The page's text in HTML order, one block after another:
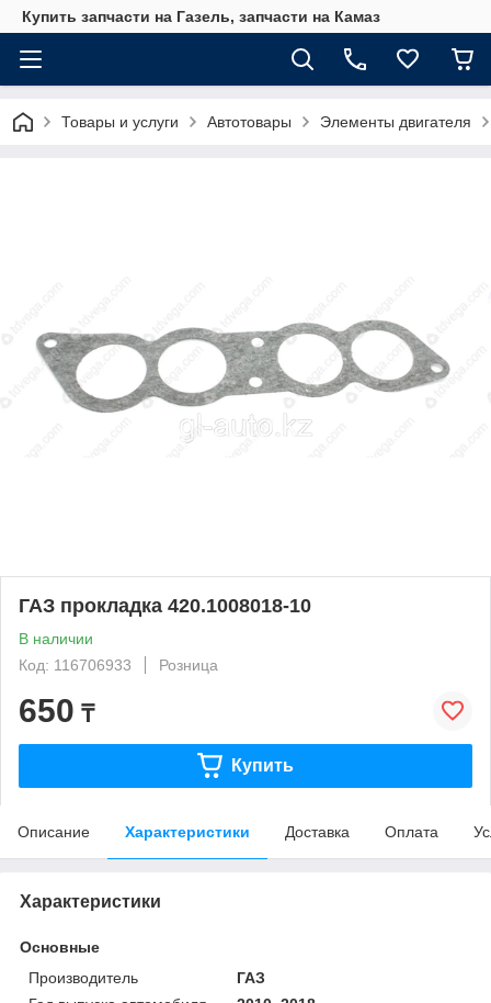
Купить запчасти на Газель, запчасти на Камаз
Товары и услуги Автотовары Элементы двигателя
ГАЗ прокладка 420.1008018-10
В наличии
Код: 116706933
Розница
650 ₸
Купить
Описание Характеристики Доставка Оплата
Характеристики
Основные
Производитель
ГАЗ